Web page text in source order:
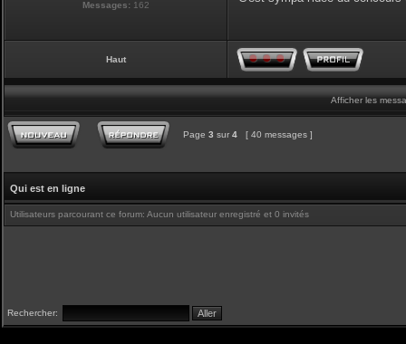
Messages: 162
Haut
Afficher les
Page 3 sur 4 [ 40 messages ]
Qui est en ligne
Utilisateurs parcourant ce forum: Aucun utilisateur enregistré et 0 invités
Rechercher: